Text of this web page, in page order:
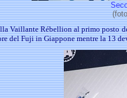
Vaillante Rébellion al primo posto
del Fuji in Giappone mentre la 13